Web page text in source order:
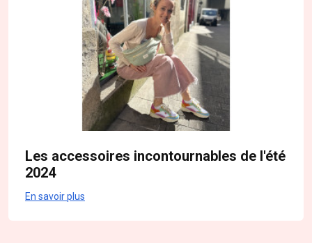
Les accessoires incontournables de l'été
2024
En savoir plus